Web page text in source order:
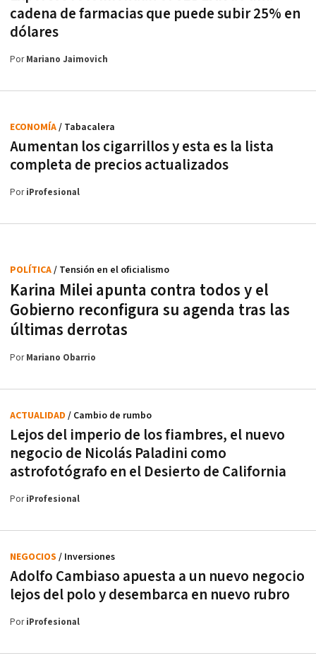
cadena de farmacias que puede subir 25% en
dólares
PorMariano Jaimovich
Aumentan los cigarrillos y esta es la lista
completa de precios actualizados
ECONOMÍA/ Tabacalera
PoriProfesional
Karina Milei apunta contra todos y el
Gobierno reconfigura su agenda tras las
últimas derrotas
POLÍTICA/ Tensión en el oficialismo
PorMariano Obarrio
Lejos del imperio de los fiambres, el nuevo
negocio de Nicolás Paladini como
astrofotógrafo en el Desierto de California
ACTUALIDAD / Cambio de rumbo
PoriProfesional
Adolfo Cambiaso apuesta a un nuevo negocio
lejos del polo y desembarca en nuevo rubro
NEGOCIOS / Inversiones
PoriProfesional